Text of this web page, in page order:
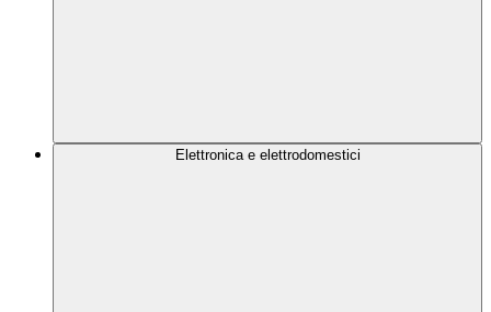
Elettronica e elettrodomestici